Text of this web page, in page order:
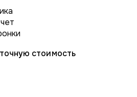
стоимость